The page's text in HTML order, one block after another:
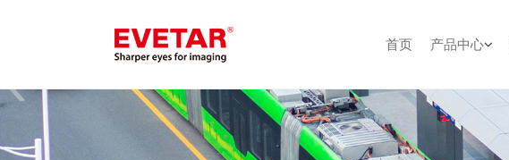
首页 产品中心